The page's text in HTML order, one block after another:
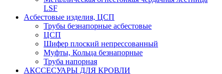
LSF
Асбестовые изделия, ЦСП
Трубы безнапорные асбестовые
ЦСП
Шифер плоский непрессованный
Муфты, Кольца безнапорные
Труба напорная
АКССЕСУАРЫ ДЛЯ КРОВЛИ